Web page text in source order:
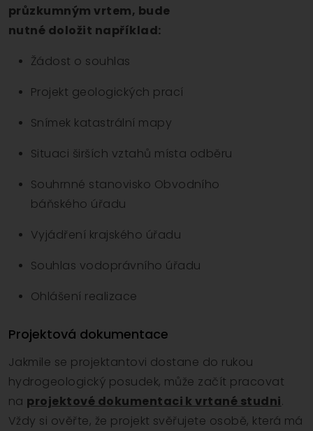
průzkumným vrtem, bude
nutné doložit například:
Žádost o souhlas
Projekt geologických prací
Snímek katastrální mapy
Situaci širších vztahů místa odběru
Souhrnné stanovisko Obvodního
báňského úřadu
Vyjádření krajského úřadu
Souhlas vodoprávního úřadu
Ohlášení realizace
Projektová dokumentace
Jakmile se projektantovi dostane do rukou
hydrogeologický posudek, může začít pracovat
na projektové dokumentaci k vrtané studni.
Vždy si ověřte, že projekt svěřujete osobě, která má